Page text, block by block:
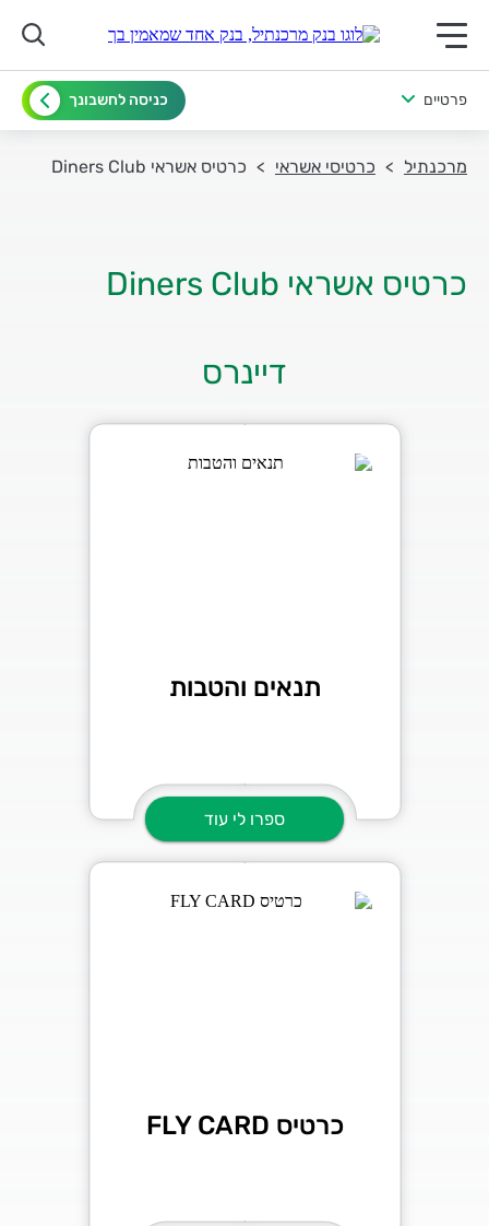
תפריט ראשי לנייד
פרטיים כניסה לחשבונך
מרכנתיל כרטיסי אשראי כרטיס אשראי Diners Club
כרטיס אשראי Diners Club
דיינרס
תנאים והטבות
ספרו לי עוד
כרטיס FLY CARD